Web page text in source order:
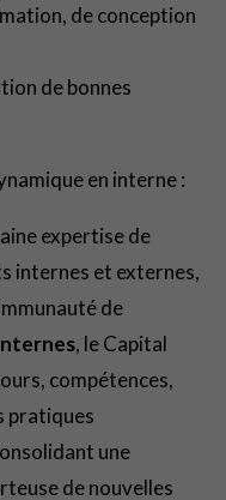
de conception
de bonnes
en interne :
expertise de
internes et externes,
de
, le Capital
compétences,
pratiques
une
de nouvelles